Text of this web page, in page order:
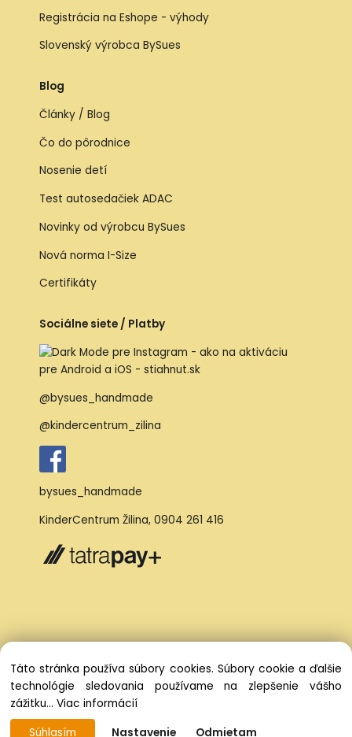
Registrácia na Eshope - výhody
Slovenský výrobca BySues
Blog
Články / Blog
Čo do pôrodnice
Nosenie detí
Test autosedačiek ADAC
Novinky od výrobcu BySues
Nová norma I-Size
Certifikáty
Sociálne siete / Platby
@bysues_handmade
@kindercentrum_zilina
bysues_handmade
KinderCentrum Žilina, 0904 261 416
Táto stránka používa súbory cookies. Súbory cookie a ďalšie
technológie sledovania používame na zlepšenie vášho
zážitku... Viac informácií
Súhlasím
Nastavenie Odmietam